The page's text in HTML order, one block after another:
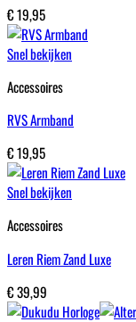
€19,95
Snel bekijken
Accessoires
RVS Armband
€19,95
Snel bekijken
Accessoires
Leren Riem Zand Luxe
€39,99